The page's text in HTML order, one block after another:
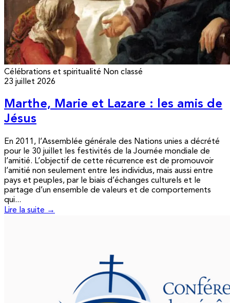
Célébrations et spiritualité Non classé
23 juillet 2026
Marthe, Marie et Lazare : les amis de
Jésus
En 2011, l’Assemblée générale des Nations unies a décrété
pour le 30 juillet les festivités de la Journée mondiale de
l’amitié. L’objectif de cette récurrence est de promouvoir
l’amitié non seulement entre les individus, mais aussi entre
pays et peuples, par le biais d’échanges culturels et le
partage d’un ensemble de valeurs et de comportements
qui...
Lire la suite →